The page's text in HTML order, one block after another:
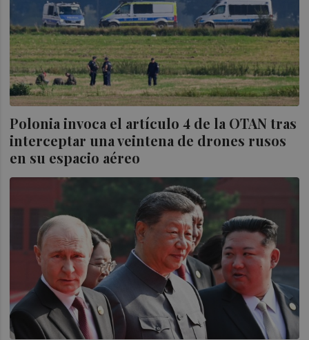
Polonia invoca el artículo 4 de la OTAN tras
interceptar una veintena de drones rusos
en su espacio aéreo